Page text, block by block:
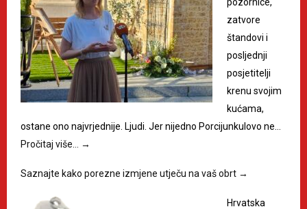
zatvore
štandovi i
posljednji
posjetitelji
krenu svojim
kućama,
ostane ono najvrjednije. Ljudi. Jer nijedno Porcijunkulovo ne…
Pročitaj više…
→
Saznajte kako porezne izmjene utječu na vaš obrt →
Hrvatska